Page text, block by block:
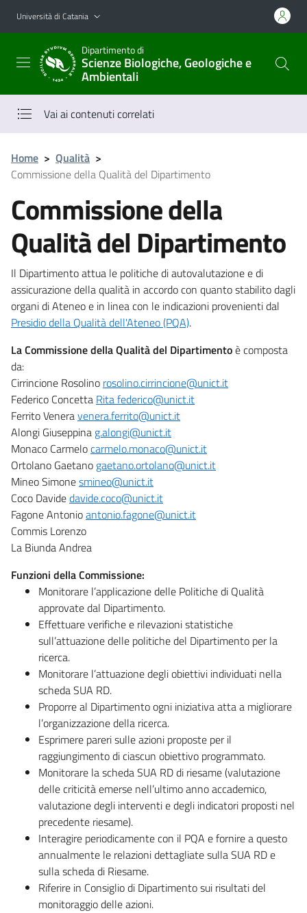
Vai al contenuto principale
Vai al menu di navigazione
Università di Catania
Dipartimento di
Scienze Biologiche, Geologiche e
Ambientali
Vai ai contenuti correlati
Home > Qualità >
Commissione della Qualità del Dipartimento
Commissione della
Qualità del Dipartimento
Il Dipartimento attua le politiche di autovalutazione e di
assicurazione della qualità in accordo con quanto stabilito dagli
organi di Ateneo e in linea con le indicazioni provenienti dal
Presidio della Qualità dell'Ateneo (PQA).
La Commissione della Qualità del Dipartimentoè composta
da:
Cirrincione Rosolino rosolino.cirrincione@unict.it
Federico Concetta Rita federico@unict.it
Ferrito Veneravenera.ferrito@unict.it
Alongi Giuseppina g.alongi@unict.it
Monaco Carmelocarmelo.monaco@unict.it
Ortolano Gaetano gaetano.ortolano@unict.it
Mineo Simonesmineo@unict.it
Coco Davidedavide.coco@unict.it
Fagone Antonioantonio.fagone@unict.it
Commis Lorenzo
La Biunda Andrea
Funzioni della Commissione:
Monitorare l’applicazione delle Politiche di Qualità
approvate dal Dipartimento.
Effettuare verifiche e rilevazioni statistiche
sull’attuazione delle politiche del Dipartimento per la
ricerca.
Monitorare l’attuazione degli obiettivi individuati nella
scheda SUA RD.
Proporre al Dipartimento ogni iniziativa atta a migliorare
l’organizzazione della ricerca.
Esprimere pareri sulle azioni proposte per il
raggiungimento di ciascun obiettivo programmato.
Monitorare la scheda SUA RD di riesame (valutazione
delle criticità emerse nell’ultimo anno accademico,
valutazione degli interventi e degli indicatori proposti nel
precedente riesame).
Interagire periodicamente con il PQA e fornire a questo
annualmente le relazioni dettagliate sulla SUA RD e
sulla scheda di Riesame.
Riferire in Consiglio di Dipartimento sui risultati del
monitoraggio delle azioni.